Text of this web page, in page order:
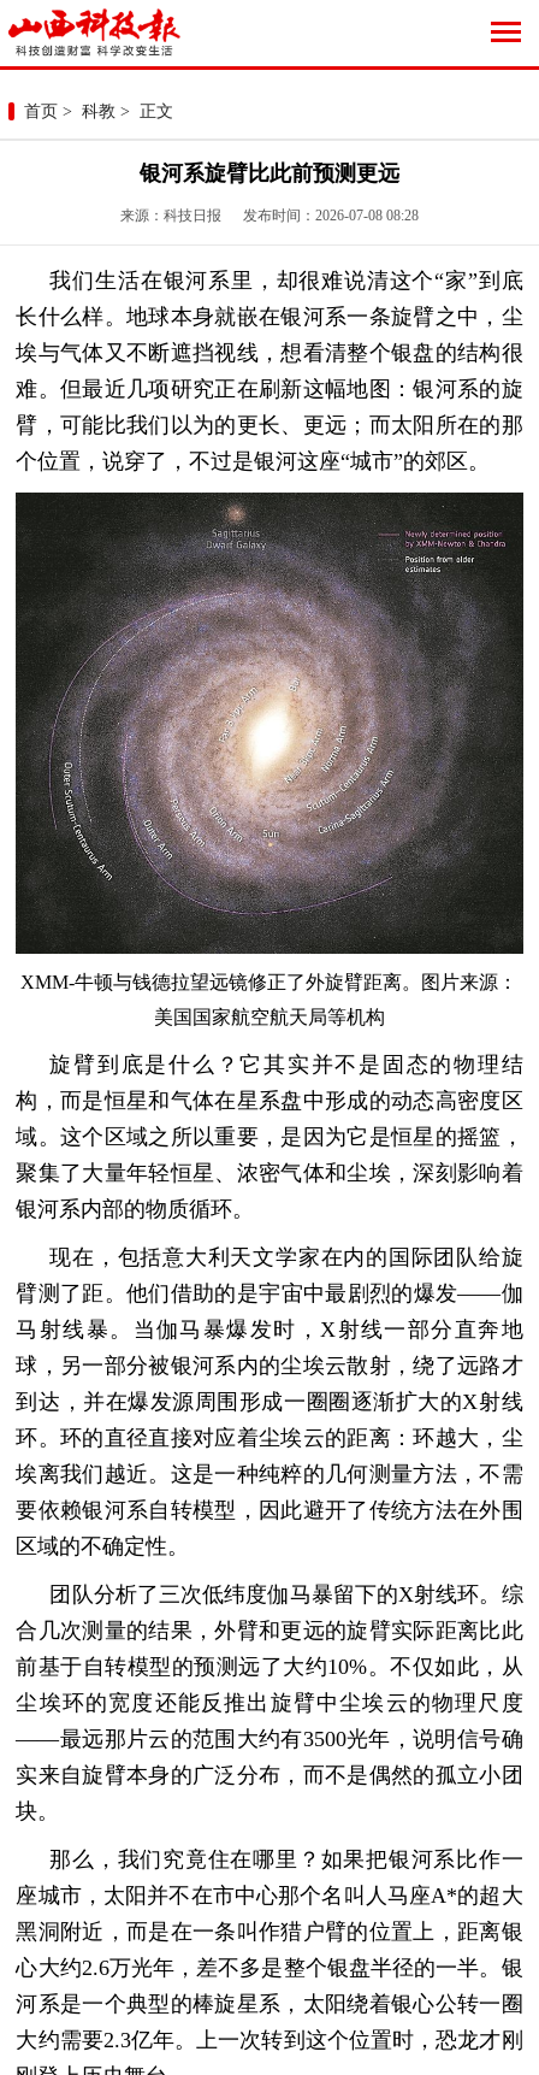
首页 > 科教 > 正文
银河系旋臂比此前预测更远
来源：科技日报 发布时间：2026-07-08 08:28
我们生活在银河系里，却很难说清这个“家”到底
长什么样。地球本身就嵌在银河系一条旋臂之中，尘
埃与气体又不断遮挡视线，想看清整个银盘的结构很
难。但最近几项研究正在刷新这幅地图：银河系的旋
臂，可能比我们以为的更长、更远；而太阳所在的那
个位置，说穿了，不过是银河这座“城市”的郊区。
XMM-牛顿与钱德拉望远镜修正了外旋臂距离。图片来源：
美国国家航空航天局等机构
旋臂到底是什么？它其实并不是固态的物理结
构，而是恒星和气体在星系盘中形成的动态高密度区
域。这个区域之所以重要，是因为它是恒星的摇篮，
聚集了大量年轻恒星、浓密气体和尘埃，深刻影响着
银河系内部的物质循环。
现在，包括意大利天文学家在内的国际团队给旋
臂测了距。他们借助的是宇宙中最剧烈的爆发——伽
马射线暴。当伽马暴爆发时，X射线一部分直奔地
球，另一部分被银河系内的尘埃云散射，绕了远路才
到达，并在爆发源周围形成一圈圈逐渐扩大的X射线
环。环的直径直接对应着尘埃云的距离：环越大，尘
埃离我们越近。这是一种纯粹的几何测量方法，不需
要依赖银河系自转模型，因此避开了传统方法在外围
区域的不确定性。
团队分析了三次低纬度伽马暴留下的X射线环。综
合几次测量的结果，外臂和更远的旋臂实际距离比此
前基于自转模型的预测远了大约10%。不仅如此，从
尘埃环的宽度还能反推出旋臂中尘埃云的物理尺度
——最远那片云的范围大约有3500光年，说明信号确
实来自旋臂本身的广泛分布，而不是偶然的孤立小团
块。
那么，我们究竟住在哪里？如果把银河系比作一
座城市，太阳并不在市中心那个名叫人马座A*的超大
黑洞附近，而是在一条叫作猎户臂的位置上，距离银
心大约2.6万光年，差不多是整个银盘半径的一半。银
河系是一个典型的棒旋星系，太阳绕着银心公转一圈
大约需要2.3亿年。上一次转到这个位置时，恐龙才刚